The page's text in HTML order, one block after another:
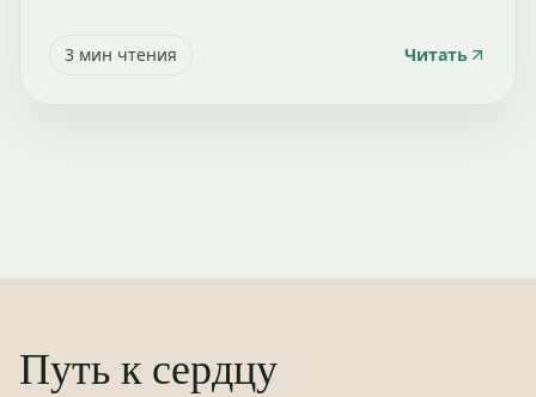
3 мин чтения Читать
Путь к сердцу